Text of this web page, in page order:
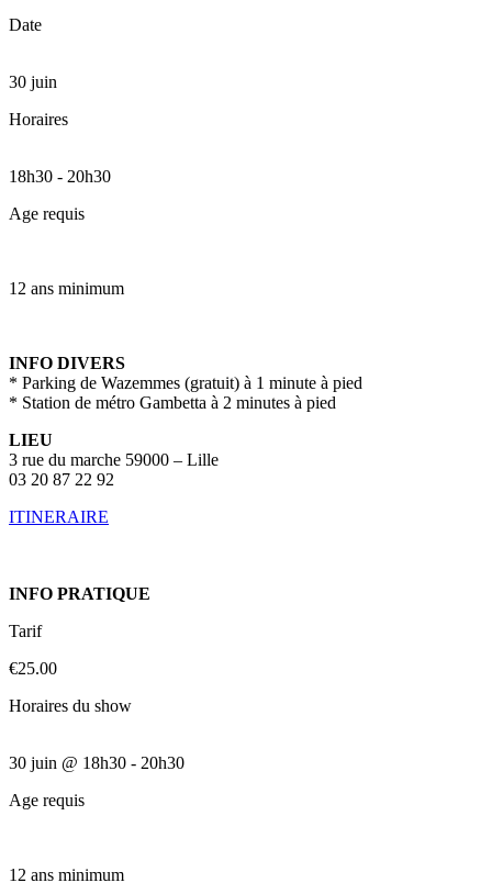
Date
30 juin
Horaires
18h30 - 20h30
Age requis
12 ans minimum
INFO DIVERS
* Parking de Wazemmes (gratuit) à 1 minute à pied
* Station de métro Gambetta à 2 minutes à pied
LIEU
3 rue du marche 59000 – Lille
03 20 87 22 92
ITINERAIRE
INFO PRATIQUE
Tarif
€25.00
Horaires du show
30 juin @ 18h30 - 20h30
Age requis
12 ans minimum